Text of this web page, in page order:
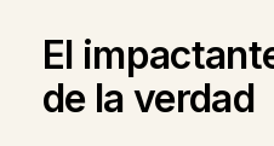
El
de la verdad